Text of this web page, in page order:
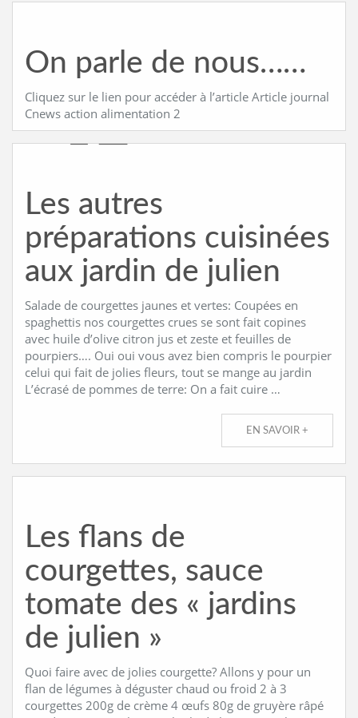
On parle de nous……
Cliquez sur le lien pour accéder à l’article Article journal
Cnews action alimentation 2
Les autres
préparations cuisinées
aux jardin de julien
Salade de courgettes jaunes et vertes: Coupées en
spaghettis nos courgettes crues se sont fait copines
avec huile d’olive citron jus et zeste et feuilles de
pourpiers…. Oui oui vous avez bien compris le pourpier
celui qui fait de jolies fleurs, tout se mange au jardin
L’écrasé de pommes de terre: On a fait cuire …
EN SAVOIR +
Les flans de
courgettes, sauce
tomate des « jardins
de julien »
Quoi faire avec de jolies courgette? Allons y pour un
flan de légumes à déguster chaud ou froid 2 à 3
courgettes 200g de crème 4 œufs 80g de gruyère râpé